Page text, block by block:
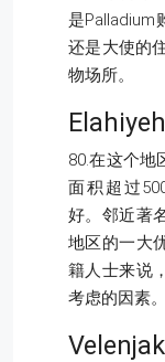
是Palladium
还是大使的
物场所。
80.在这个地
面积超过
好。邻近著
地区的一大
籍人士来说
考虑的因素。
Velenjak